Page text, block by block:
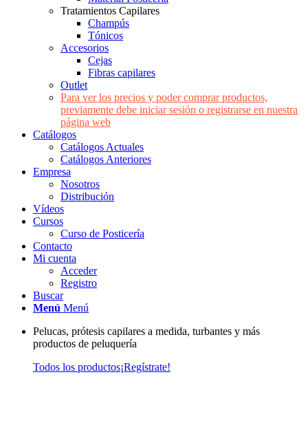
Tratamientos Capilares
Champús
Tónicos
Accesorios
Cejas
Fibras capilares
Outlet
Para ver los precios y poder comprar productos,
previamente debe iniciar sesión o registrarse en nuestra
página web
Catálogos
Catálogos Actuales
Catálogos Anteriores
Empresa
Nosotros
Distribución
Vídeos
Cursos
Curso de Posticería
Contacto
Mi cuenta
Acceder
Registro
Buscar
Menú Menú
Pelucas, prótesis capilares a medida, turbantes y más
productos de peluquería
Todos los productos¡Regístrate!